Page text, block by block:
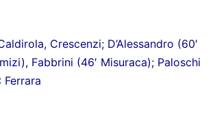
Crescenzi; D’Alessandro (60′
Fabbrini (46′ Misuraca); Paloschi
: Ferrara